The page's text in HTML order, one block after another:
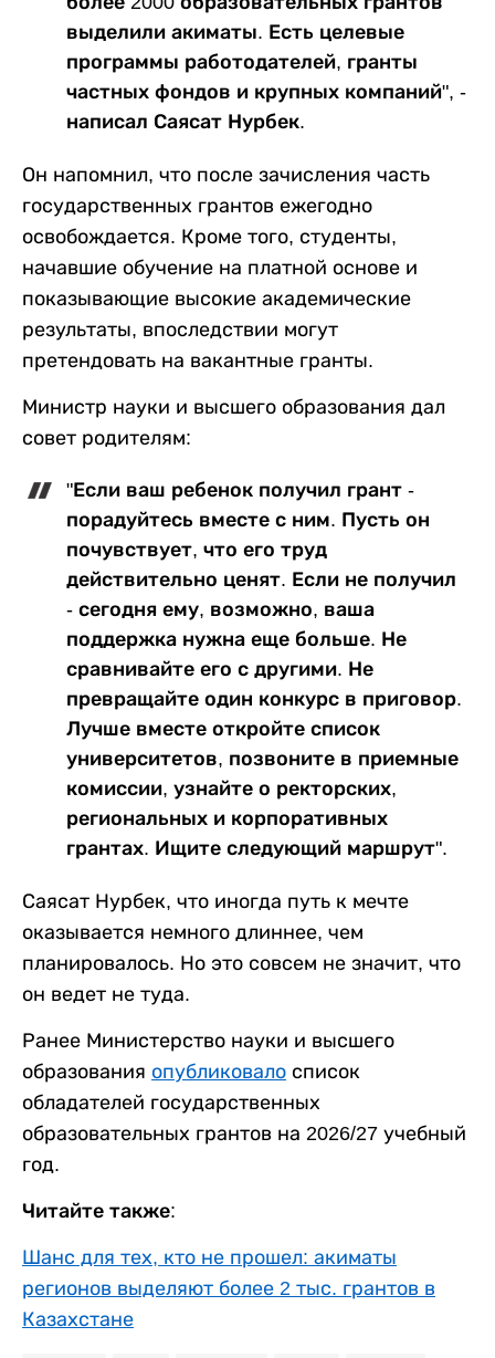
выделили акиматы. Есть целевые
программы работодателей, гранты
частных фондов и крупных компаний", -
написал Саясат Нурбек.
Он напомнил, что после зачисления часть
государственных грантов ежегодно
освобождается. Кроме того, студенты,
начавшие обучение на платной основе и
показывающие высокие академические
результаты, впоследствии могут
претендовать на вакантные гранты.
Министр науки и высшего образования дал
совет родителям:
"Если ваш ребенок получил грант -
порадуйтесь вместе с ним. Пусть он
почувствует, что его труд
действительно ценят. Если не получил
- сегодня ему, возможно, ваша
поддержка нужна еще больше. Не
сравнивайте его с другими. Не
превращайте один конкурс в приговор.
Лучше вместе откройте список
университетов, позвоните в приемные
комиссии, узнайте о ректорских,
региональных и корпоративных
грантах. Ищите следующий маршрут".
Саясат Нурбек, что иногда путь к мечте
оказывается немного длиннее, чем
планировалось. Но это совсем не значит, что
он ведет не туда.
Ранее Министерство науки и высшего
образования опубликовало список
обладателей государственных
образовательных грантов на 2026/27 учебный
год.
Читайте также:
Шанс для тех, кто не прошел: акиматы
регионов выделяют более 2 тыс. грантов в
Казахстане